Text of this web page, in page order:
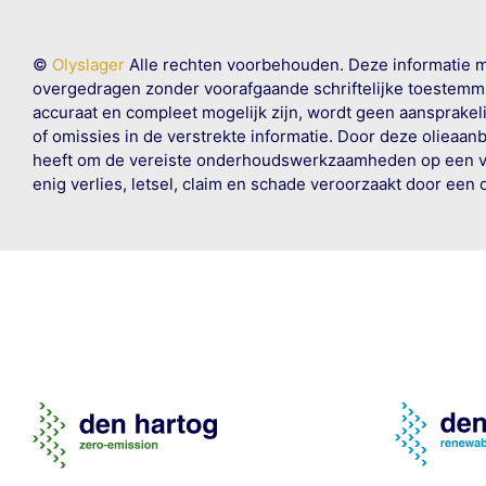
© OlyslagerAlle rechten voorbehouden. Deze informatie
overgedragen zonder voorafgaande schriftelijke
accuraat en compleet mogelijk zijn, wordt geen
of omissies in de verstrekte informatie. Door deze
heeft om de vereiste onderhoudswerkzaamheden op
enig verlies, letsel, claim en schade veroorzaakt door